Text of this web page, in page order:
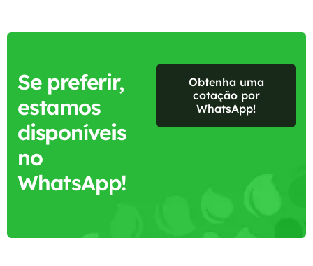
Se preferir,
estamos
disponíveis
no
WhatsApp!
Obtenha uma
cotação por
WhatsApp!